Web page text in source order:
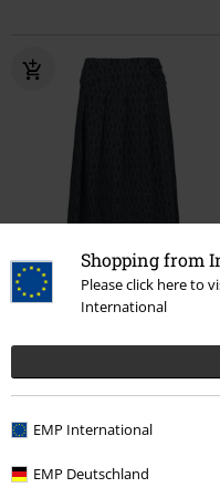
Shopping from
Please click here to
International
EMP International
EMP Deutschland
% Talla grande
Morissa Midi Skirt
KIHILIST by